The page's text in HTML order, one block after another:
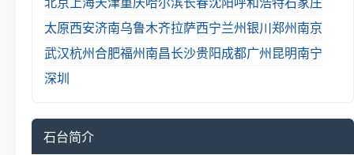
太原西安济南乌鲁木齐拉萨西宁兰州银川郑州南京
武汉杭州合肥福州南昌长沙贵阳成都广州昆明南宁
深圳
石台简介